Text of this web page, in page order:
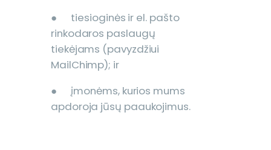
● tiesioginės ir el. pašto
rinkodaros paslaugų
tiekėjams (pavyzdžiui
MailChimp); ir
● įmonėms, kurios mums
apdoroja jūsų paaukojimus.